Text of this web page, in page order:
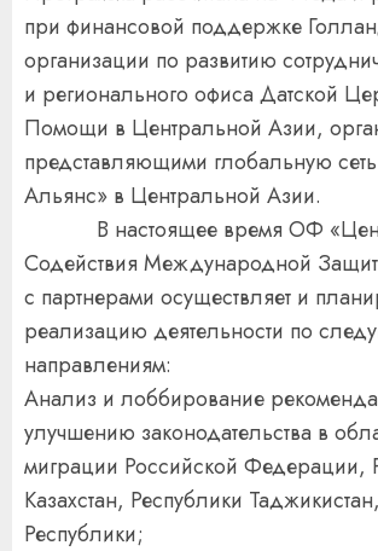
при финансовой поддержке
организации по развитию
и регионального офиса Датской
Помощи в Центральной Азии,
представляющими глобальную
Альянс» в Центральной Азии.
В настоящее время ОФ
Содействия Международной
с партнерами осуществляет и
реализацию деятельности по
направлениям:
Анализ и лоббирование
улучшению законодательства в
миграции Российской Федерации,
Казахстан, Республики
Республики;